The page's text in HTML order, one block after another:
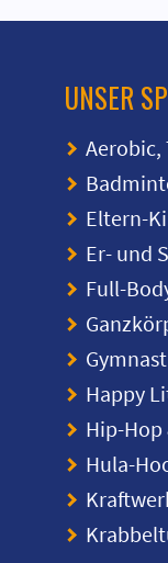
UNSER
Aerobic,
Eltern-
Er- und
Full-
Happy
Hip-Hop
Hula-